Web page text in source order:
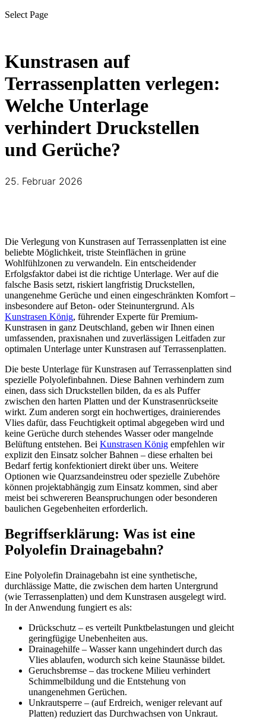
Select Page
Kunstrasen auf
Terrassenplatten verlegen:
Welche Unterlage
verhindert Druckstellen
und Gerüche?
25. Februar 2026
Die Verlegung von Kunstrasen auf Terrassenplatten ist eine
beliebte Möglichkeit, triste Steinflächen in grüne
Wohlfühlzonen zu verwandeln. Ein entscheidender
Erfolgsfaktor dabei ist die richtige Unterlage. Wer auf die
falsche Basis setzt, riskiert langfristig Druckstellen,
unangenehme Gerüche und einen eingeschränkten Komfort –
insbesondere auf Beton- oder Steinuntergrund. Als
Kunstrasen König, führender Experte für Premium-
Kunstrasen in ganz Deutschland, geben wir Ihnen einen
umfassenden, praxisnahen und zuverlässigen Leitfaden zur
optimalen Unterlage unter Kunstrasen auf Terrassenplatten.
Die beste Unterlage für Kunstrasen auf Terrassenplatten sind
spezielle Polyolefinbahnen. Diese Bahnen verhindern zum
einen, dass sich Druckstellen bilden, da es als Puffer
zwischen den harten Platten und der Kunstrasenrückseite
wirkt. Zum anderen sorgt ein hochwertiges, drainierendes
Vlies dafür, dass Feuchtigkeit optimal abgegeben wird und
keine Gerüche durch stehendes Wasser oder mangelnde
Belüftung entstehen. Bei Kunstrasen König empfehlen wir
explizit den Einsatz solcher Bahnen – diese erhalten bei
Bedarf fertig konfektioniert direkt über uns. Weitere
Optionen wie Quarzsandeinstreu oder spezielle Zubehöre
können projektabhängig zum Einsatz kommen, sind aber
meist bei schwereren Beanspruchungen oder besonderen
baulichen Gegebenheiten erforderlich.
Begriffserklärung: Was ist eine
Polyolefin Drainagebahn?
Eine Polyolefin Drainagebahn ist eine synthetische,
durchlässige Matte, die zwischen dem harten Untergrund
(wie Terrassenplatten) und dem Kunstrasen ausgelegt wird.
In der Anwendung fungiert es als:
Drückschutz – es verteilt Punktbelastungen und gleicht
geringfügige Unebenheiten aus.
Drainagehilfe – Wasser kann ungehindert durch das
Vlies ablaufen, wodurch sich keine Staunässe bildet.
Geruchsbremse – das trockene Milieu verhindert
Schimmelbildung und die Entstehung von
unangenehmen Gerüchen.
Unkrautsperre – (auf Erdreich, weniger relevant auf
Platten) reduziert das Durchwachsen von Unkraut.